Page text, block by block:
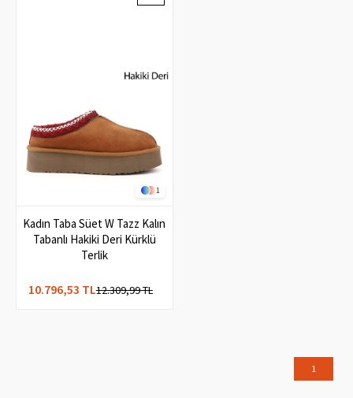
1
Kadın Taba Süet W Tazz Kalın
Tabanlı Hakiki Deri Kürklü
Terlik
10.796,53 TL12.309,99 TL
1